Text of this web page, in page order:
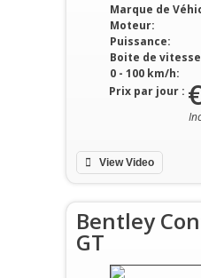
Marque de
Moteur:
Puissance:
Boite de
0 - 100 km/h:
Prix par jour :
View Video
Bentley
GT